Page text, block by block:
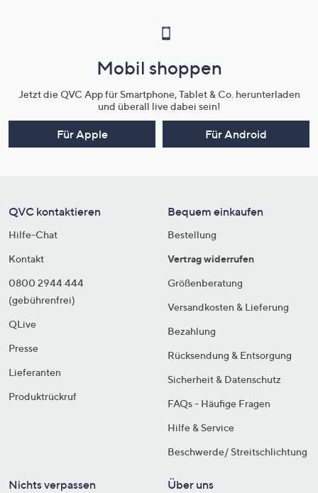
Mobil shoppen
Jetzt die QVC App für Smartphone, Tablet & Co. herunterladen
und überall live dabei sein!
Für Apple Für Android
QVC kontaktieren
Hilfe-Chat
Kontakt
0800 2944 444
(gebührenfrei)
QLive
Presse
Lieferanten
Produktrückruf
Bequem einkaufen
Bestellung
Vertrag widerrufen
Größenberatung
Versandkosten & Lieferung
Bezahlung
Rücksendung & Entsorgung
Sicherheit & Datenschutz
FAQs - Häufige Fragen
Hilfe & Service
Beschwerde/ Streitschlichtung
Nichts verpassen Über uns